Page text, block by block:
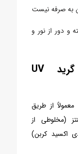
به صرفه نیست
و دور از نور و
روش ساخت متانول گرید UV
معمولاً از طریق
(مخلوطی از
اکسید کربن)